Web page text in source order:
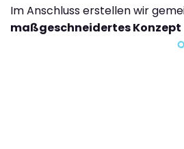
Im Anschluss erstellen wir
maßgeschneidertes Konzept